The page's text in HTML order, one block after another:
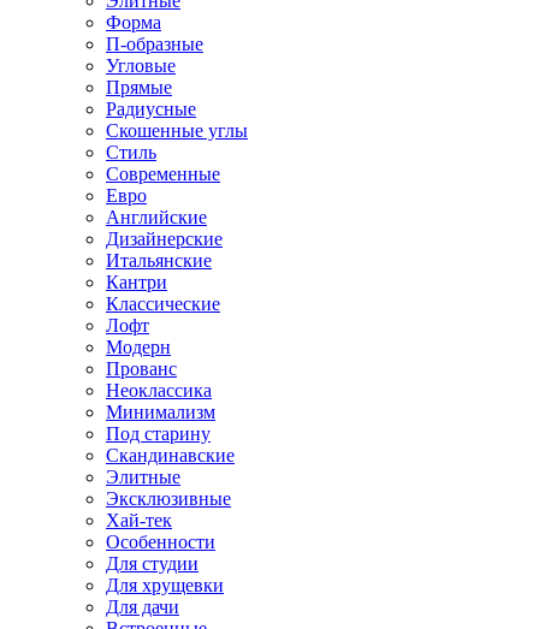
Форма
П-образные
Угловые
Прямые
Радиусные
Скошенные углы
Стиль
Современные
Евро
Английские
Дизайнерские
Итальянские
Кантри
Классические
Лофт
Модерн
Прованс
Неоклассика
Минимализм
Под старину
Скандинавские
Элитные
Эксклюзивные
Хай-тек
Особенности
Для студии
Для хрущевки
Для дачи